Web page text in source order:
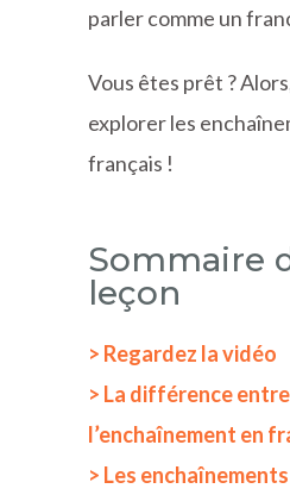
parler comme un
Vous êtes prêt ?
explorer les
français !
Sommaire
leçon
> Regardez la vidéo
> La différence
l’enchaînement en
> Les enchaînements